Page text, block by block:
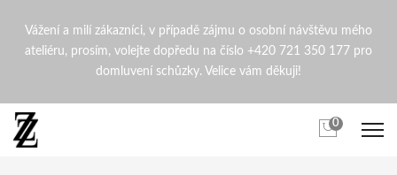
Lápis, Opál, Hematit |
Vážení a milí zákazníci, v případě zájmu o osobní návštěvu mého
ateliéru, prosím, volejte dopředu na číslo +420 721 350 177 pro
domluvení schůzky. Velice vám děkuji!
0